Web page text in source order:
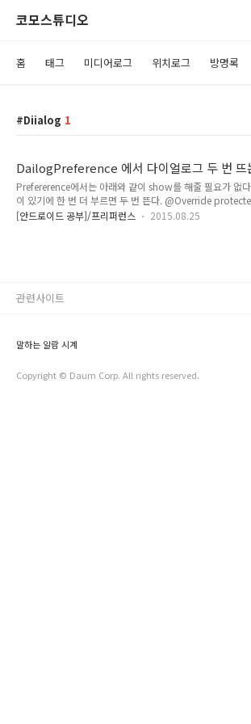
코모스튜디오
홈 태그 미디어로그 위치로그 방명록
Diialog 1
DailogPreference 에서 다이얼로그 두 번 뜨
Prefererence에서는 아래와 같이 show를 해줄 필요가 없
이 있기에 한 번 더 부르면 두 번 뜬다. @Override
onPrepareDialogBuilder(AlertDialog.Builder builder)
[안드로이드 공부]/프리퍼런스 2015.08.25
말하는 알람 시계
Copyright © Daum Corp. All rights reserved.
관련사이트